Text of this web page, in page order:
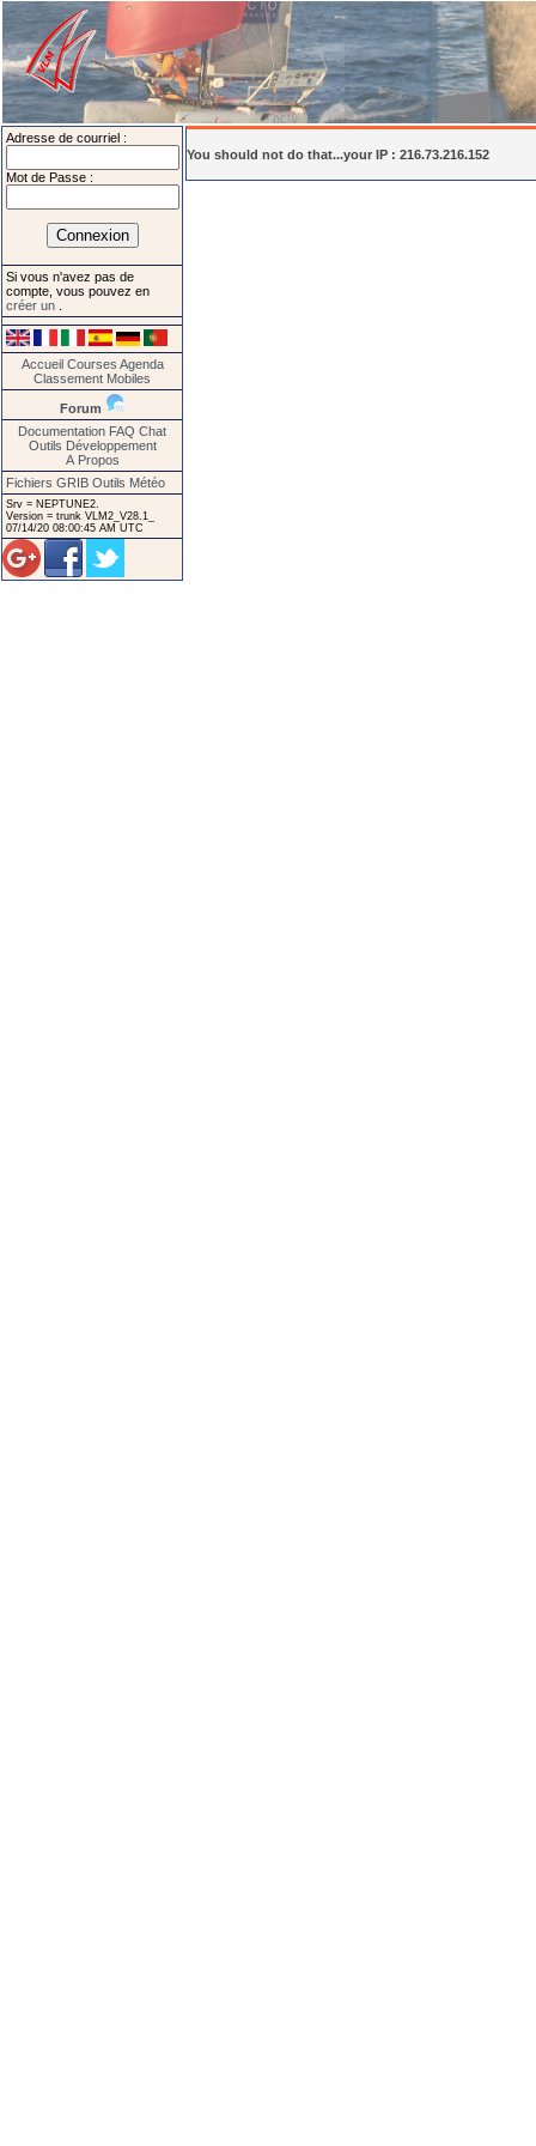
Adresse de courriel :
Mot de Passe :
Si vous n'avez pas de
compte, vous pouvez en
créer un
Accueil Courses Agenda
Classement Mobiles
Forum
Documentation FAQ Chat
Outils Développement
A Propos
Fichiers GRIB Outils Météo
Srv = NEPTUNE2.
Version = trunk VLM2_V28.1_
07/14/20 08:00:45 AM UTC
You should not do that...your IP : 216.73.216.152